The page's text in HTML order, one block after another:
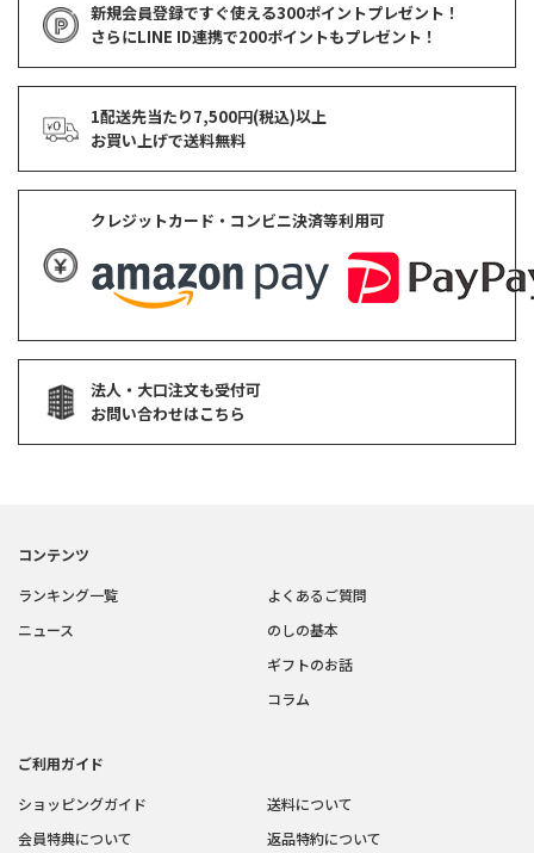
新規会員登録ですぐ使える300ポイントプレゼント！
さらにLINE ID連携で200ポイントもプレゼント！
1配送先当たり7,500円(税込)以上
お買い上げで送料無料
クレジットカード・コンビニ決済等利用可
法人・大口注文も受付可
お問い合わせはこちら
コンテンツ
ランキング一覧
ニュース
よくあるご質問
のしの基本
ギフトのお話
コラム
ご利用ガイド
ショッピングガイド
会員特典について
送料について
返品特約について